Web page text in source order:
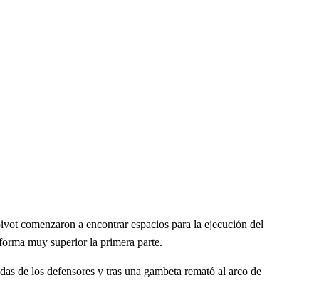
comenzaron a encontrar espacios para la ejecución del
muy superior la primera parte.
de los defensores y tras una gambeta remató al arco de